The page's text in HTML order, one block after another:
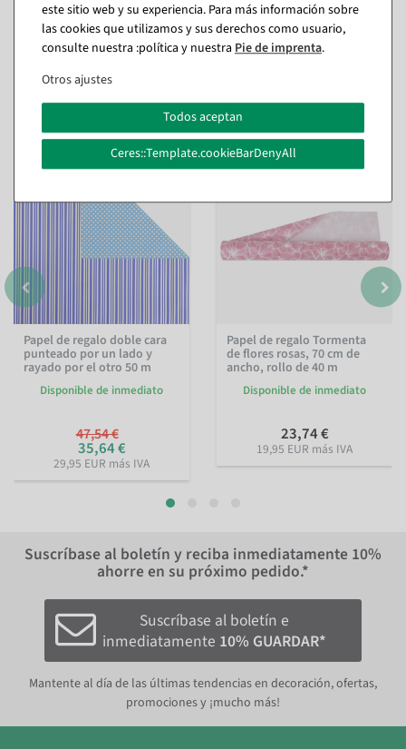
También te puede gustar (8)
%
Papel de regalo doble cara
punteado por un lado y
rayado por el otro 50 m
Disponible de inmediato
47,54 €
35,64 €
29,95 EUR más IVA
Papel de regalo Tormenta
de flores rosas, 70 cm de
ancho, rollo de 40 m
Disponible de inmediato
23,74 €
19,95 EUR más IVA
Suscríbase al boletín y reciba inmediatamente 10%
ahorre en su próximo pedido.*
Suscríbase al boletín e
inmediatamente 10% GUARDAR*
Mantente al día de las últimas tendencias en decoración, ofertas,
promociones y ¡mucho más!
este sitio web y su experiencia. Para más información sobre
las cookies que utilizamos y sus derechos como usuario,
consulte nuestra :política y nuestra Pie de imprenta.
Otros ajustes
Todos aceptan
Ceres::Template.cookieBarDenyAll